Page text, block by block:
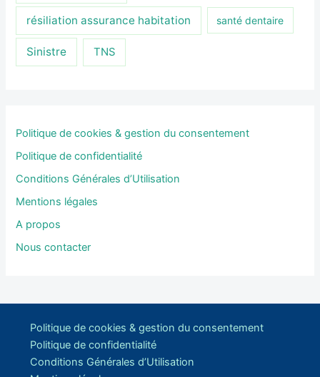
résiliation assurance habitation santé dentaire
Sinistre TNS
Politique de cookies & gestion du consentement
Politique de confidentialité
Conditions Générales d’Utilisation
Mentions légales
A propos
Nous contacter
Politique de cookies & gestion du consentement
Politique de confidentialité
Conditions Générales d’Utilisation